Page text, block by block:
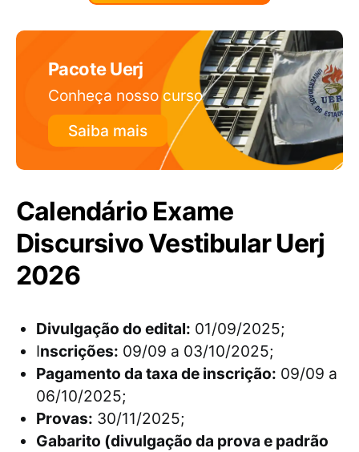
Pacote Uerj
Conheça nosso curso
Saiba mais
Calendário Exame
Discursivo Vestibular Uerj
2026
Divulgação do edital: 01/09/2025;
Inscrições: 09/09 a 03/10/2025;
Pagamento da taxa de inscrição: 09/09 a
06/10/2025;
Provas: 30/11/2025;
Gabarito (divulgação da prova e padrão